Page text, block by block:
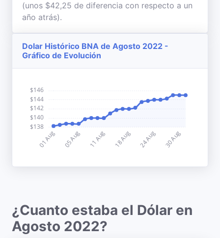
(unos $42,25 de diferencia con respecto a un
año atrás).
Dolar Histórico BNA de Agosto 2022 -
Gráfico de Evolución
¿Cuanto estaba el Dólar en
Agosto 2022?